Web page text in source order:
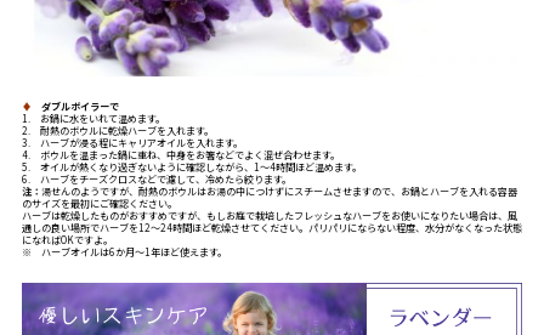
♦
ダブルボイラーで
1. お鍋に水をいれて温めます。
2. 耐熱のボウルに乾燥ハーブを入れます。
3. ハーブが浸る程にキャリアオイルを入れます。
4. ボウルを温まった鍋に重ね、中身をお箸などでよく混ぜ合わせます。
5. オイルが熱くなり過ぎないように確認しながら、1～4時間ほど温めます。
6. ハーブをチーズクロスなどで濾して、冷めたら絞ります。
注： 湯せんのようですが、耐熱のボウルはお湯の中につけずにスチームさせますので、お鍋とハーブを入れる容器
のサイズを最初にご確認ください。
ハーブは乾燥したものがおすすめですが、もしお庭で栽培したフレッシュなハーブをお使いになりたい場合は、風
通しの良い場所でハーブを12～24時間ほど乾燥させてください。パリパリにならない程度、水分がなくなった状態
になればOKですよ。
※ ハーブオイルは6か月～1年ほど使えます。